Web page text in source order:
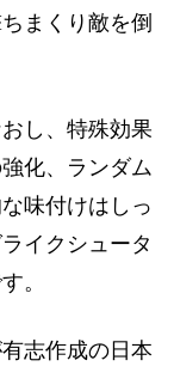
まくり敵を倒
し、特殊効果
化、ランダム
味付けはしっ
イクシュータ
。
志作成の日本